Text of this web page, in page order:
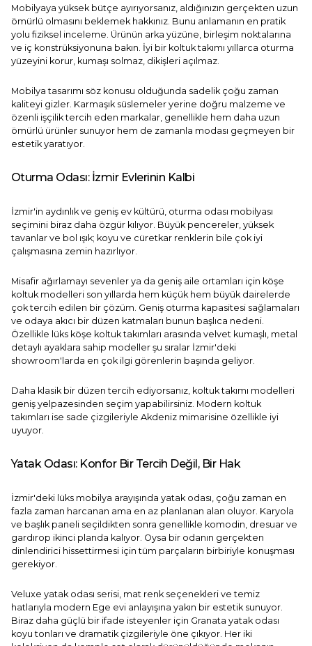
Mobilyaya yüksek bütçe ayırıyorsanız, aldığınızın gerçekten uzun
ömürlü olmasını beklemek hakkınız. Bunu anlamanın en pratik
yolu fiziksel inceleme. Ürünün arka yüzüne, birleşim noktalarına
ve iç konstrüksiyonuna bakın. İyi bir koltuk takımı yıllarca oturma
yüzeyini korur, kumaşı solmaz, dikişleri açılmaz.
Mobilya tasarımı söz konusu olduğunda sadelik çoğu zaman
kaliteyi gizler. Karmaşık süslemeler yerine doğru malzeme ve
özenli işçilik tercih eden markalar, genellikle hem daha uzun
ömürlü ürünler sunuyor hem de zamanla modası geçmeyen bir
estetik yaratıyor.
Oturma Odası: İzmir Evlerinin Kalbi
İzmir'in aydınlık ve geniş ev kültürü, oturma odası mobilyası
seçimini biraz daha özgür kılıyor. Büyük pencereler, yüksek
tavanlar ve bol ışık; koyu ve cüretkar renklerin bile çok iyi
çalışmasına zemin hazırlıyor.
Misafir ağırlamayı sevenler ya da geniş aile ortamları için köşe
koltukmodelleri son yıllarda hem küçük hem büyük dairelerde
çok tercih edilen bir çözüm. Geniş oturma kapasitesi sağlamaları
ve odaya akıcı bir düzen katmaları bunun başlıca nedeni.
Özellikle lüks köşe koltuk takımları arasında velvet kumaşlı, metal
detaylı ayaklara sahip modeller şu sıralar İzmir'deki
showroom'larda en çok ilgi görenlerin başında geliyor.
Daha klasik bir düzen tercih ediyorsanız, koltuk takımı modelleri
geniş yelpazesinden seçim yapabilirsiniz. Modern koltuk
takımları ise sade çizgileriyle Akdeniz mimarisine özellikle iyi
uyuyor.
Yatak Odası: Konfor Bir Tercih Değil, Bir Hak
İzmir'deki lüks mobilya arayışında yatak odası, çoğu zaman en
fazla zaman harcanan ama en az planlanan alan oluyor. Karyola
ve başlık paneli seçildikten sonra genellikle komodin, dresuar ve
gardırop ikinci planda kalıyor. Oysa bir odanın gerçekten
dinlendirici hissettirmesi için tüm parçaların birbiriyle konuşması
gerekiyor.
Veluxe yatak odası serisi, mat renk seçenekleri ve temiz
hatlarıyla modern Ege evi anlayışına yakın bir estetik sunuyor.
Biraz daha güçlü bir ifade isteyenler için Granata yatak odası
koyu tonları ve dramatik çizgileriyle öne çıkıyor. Her iki